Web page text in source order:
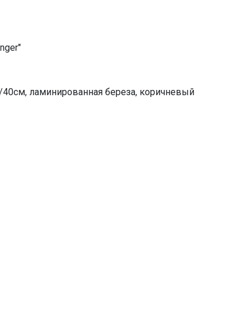
ламинированная береза, коричневый